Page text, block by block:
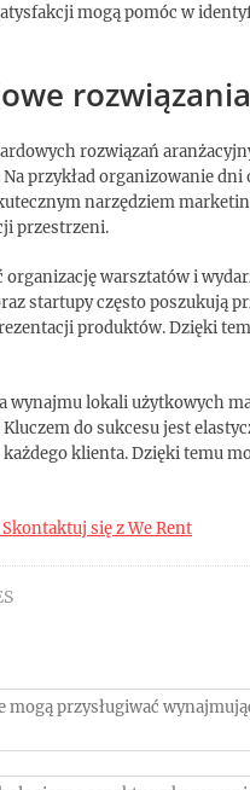
mogą pomóc w
rozwiązań
przykład organizowanie
narzędziem
przestrzeni.
warsztatów i
startupy często poszukują
produktów. Dzięki
wynajmu lokali użytkowych
do sukcesu jest
klienta. Dzięki temu
Skontaktuj się z We Rent
mogą przysługiwać